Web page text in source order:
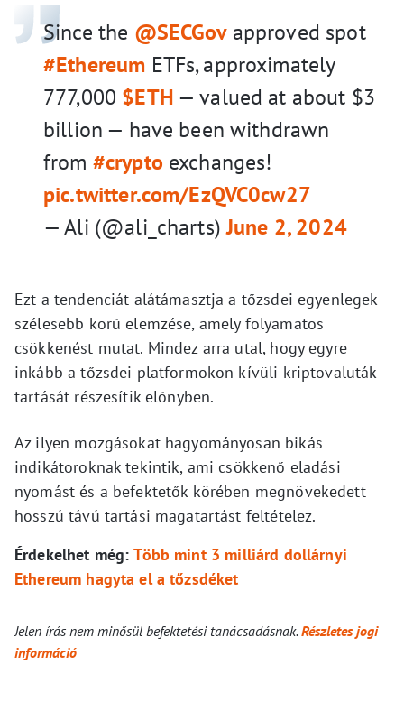
Since the @SECGovapproved spot
#Ethereum ETFs, approximately
777,000 $ETH — valued at about $3
billion — have been withdrawn
from #crypto exchanges!
pic.twitter.com/EzQVC0cw27
— Ali (@ali_charts)June 2, 2024
Ezt a tendenciát alátámasztja a tőzsdei egyenlegek
szélesebb körű elemzése, amely folyamatos
csökkenést mutat. Mindez arra utal, hogy egyre
inkább a tőzsdei platformokon kívüli kriptovaluták
tartását részesítik előnyben.
Az ilyen mozgásokat hagyományosan bikás
indikátoroknak tekintik, ami csökkenő eladási
nyomást és a befektetők körében megnövekedett
hosszú távú tartási magatartást feltételez.
Érdekelhet még: Több mint 3 milliárd dollárnyi
Ethereum hagyta el a tőzsdéket
Jelen írás nem minősül befektetési tanácsadásnak.Részletes jogi
információ